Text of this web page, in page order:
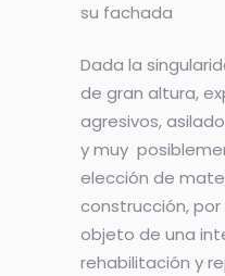
su fachada
Dada la
de gran altura,
agresivos,
y muy
elección de
construcción,
objeto de una
rehabilitación y